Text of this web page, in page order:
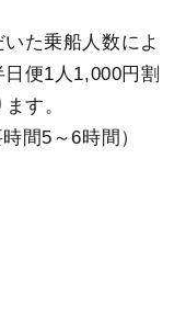
た乗船人数によ
便1人1,000円割
す。
間5～6時間）